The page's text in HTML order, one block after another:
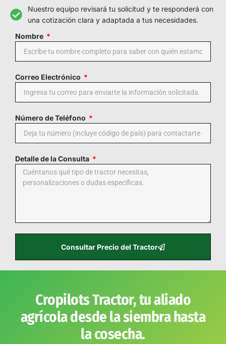
Nuestro equipo revisará tu solicitud y te responderá con
una cotización clara y adaptada a tus necesidades.
Nombre
Correo Electrónico
Número de Teléfono
Detalle de la Consulta
Consultar Precio del Tractor
Cropilots Tractor, tu aliado
agrícola desde la siembra hasta
la cosecha.